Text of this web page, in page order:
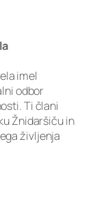
imel
odbor
Ti člani
Žnidaršiču in
življenja